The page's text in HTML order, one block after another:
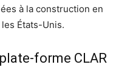
à la construction en
États-Unis.
forme CLAR